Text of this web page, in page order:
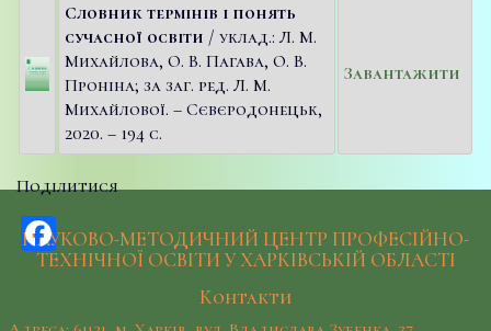
Словник термінів і понять
сучасної освіти / уклад.: Л. М.
Михайлова, О. В. Пагава, О. В.
Проніна; за заг. ред. Л. М.
Михайлової. – Сєвєродонецьк,
2020. – 194 с.
Завантажити
Поділитися
Facebook
НАУКОВО-МЕТОДИЧНИЙ ЦЕНТР ПРОФЕСІЙНО-
ТЕХНІЧНОЇ ОСВІТИ У ХАРКІВСЬКІЙ ОБЛАСТІ
Контакти